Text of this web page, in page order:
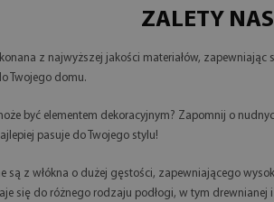
ZALETY
z najwyższej jakości materiałów,
Twojego domu.
być elementem dekoracyjnym? Zapomnij o
pasuje do Twojego stylu!
są z włókna o dużej gęstości, zapewniającego
się do różnego rodzaju podłogi, w tym drewnianej